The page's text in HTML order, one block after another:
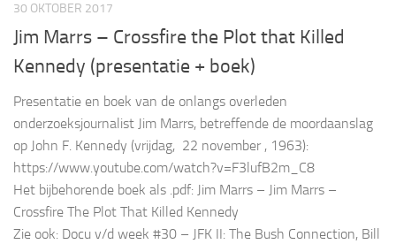
30 OKTOBER 2017
Jim Marrs – Crossfire the Plot that Killed
Kennedy (presentatie + boek)
Presentatie en boek van de onlangs overleden
onderzoeksjournalist Jim Marrs, betreffende de moordaanslag
op John F. Kennedy (vrijdag, 22 november , 1963):
https://www.youtube.com/watch?v=F3lufB2m_C8
Het bijbehorende boek als .pdf: Jim Marrs – Jim Marrs –
Crossfire The Plot That Killed Kennedy
Zie ook: Docu v/d week #30 – JFK II: The Bush Connection, Bill